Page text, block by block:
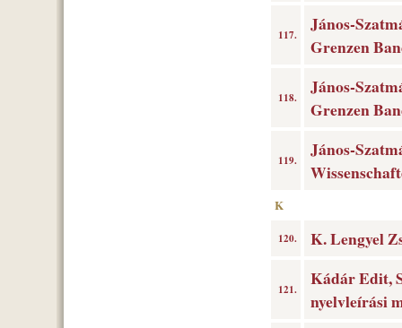
117.
János-
Grenzen
118.
János-
Grenzen
119.
János-
K
120. K. Lengyel
121.
Kádár Edit,
nyelvleírási